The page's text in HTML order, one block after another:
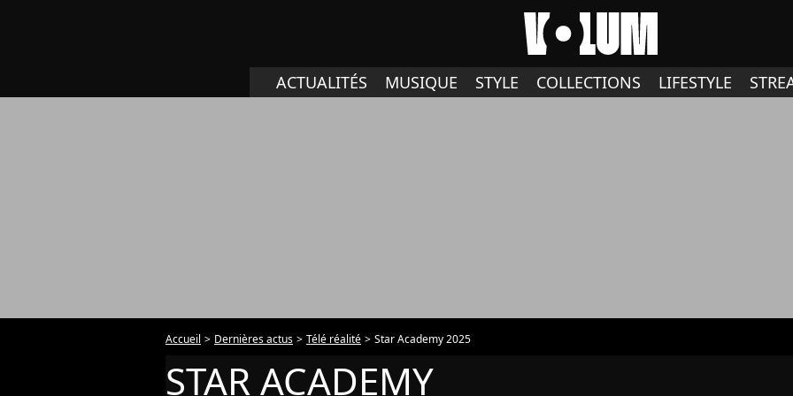
ACTUALITÉS MUSIQUE STYLE COLLECTIONS LIFESTYLE
Accueil Dernières actus Télé réalité Star Academy 2025
STAR ACADEMY